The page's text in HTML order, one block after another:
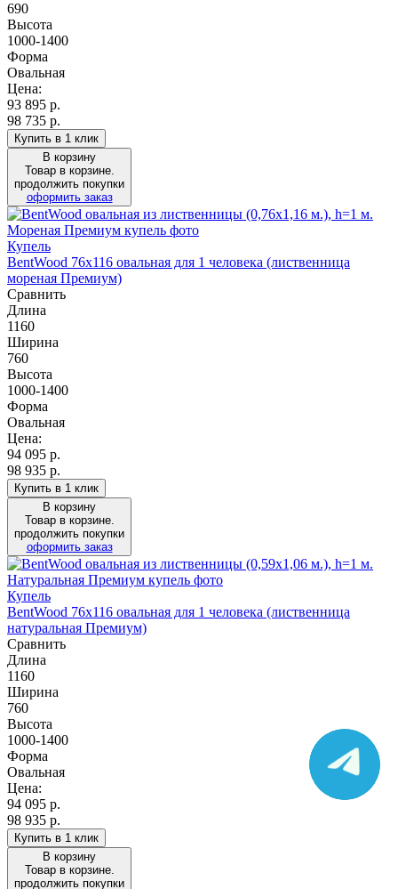
690
Высота
1000-1400
Форма
Овальная
Цена:
93 895 р.
98 735 р.
Купить в 1 клик
В корзину
Товар в корзине.
продолжить покупки
оформить заказ
Купель
BentWood 76х116 овальная для 1 человека (лиственница
мореная Премиум)
Сравнить
Длина
1160
Ширина
760
Высота
1000-1400
Форма
Овальная
Цена:
94 095 р.
98 935 р.
Купить в 1 клик
В корзину
Товар в корзине.
продолжить покупки
оформить заказ
Купель
BentWood 76х116 овальная для 1 человека (лиственница
натуральная Премиум)
Сравнить
Длина
1160
Ширина
760
Высота
1000-1400
Форма
Овальная
Цена:
94 095 р.
98 935 р.
Купить в 1 клик
В корзину
Товар в корзине.
продолжить покупки